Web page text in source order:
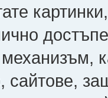
сайтове,